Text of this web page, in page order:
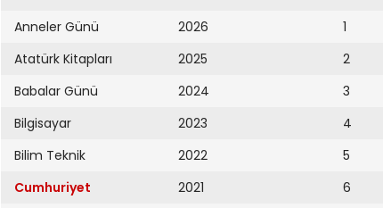
Anneler Günü
Atatürk Kitapları
Babalar Günü
Bilgisayar
Bilim Teknik
Cumhuriyet
2026
2025
2024
2023
2022
2021
1
2
3
4
5
6